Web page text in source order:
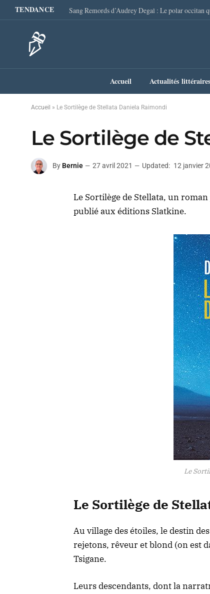
TENDANCE
Accueil Actualités littéraires
Accueil » Le Sortilège de Stellata Daniela Raimondi
Le Sortilège de
By Bernie 27 avril 2021 Updated: 12 janvier
Le Sortilège de Stellata, un
publié aux éditions Slatkine.
Le
Le Sortilège de
Au village des étoiles, le destin
rejetons, rêveur et blond (on est
Tsigane.
Leurs descendants, dont la